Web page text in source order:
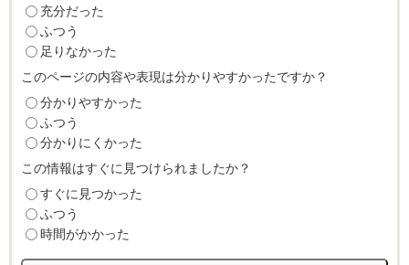
充分だった
ふつう
足りなかった
このページの内容や表現は分かりやすかったですか？
分かりやすかった
ふつう
分かりにくかった
この情報はすぐに見つけられましたか？
すぐに見つかった
ふつう
時間がかかった